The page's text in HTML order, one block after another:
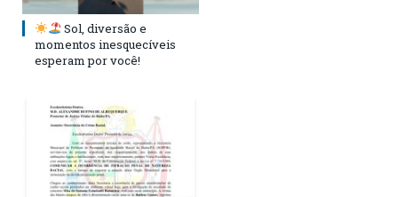
Sol, diversão e
momentos inesquecíveis
esperam por você!